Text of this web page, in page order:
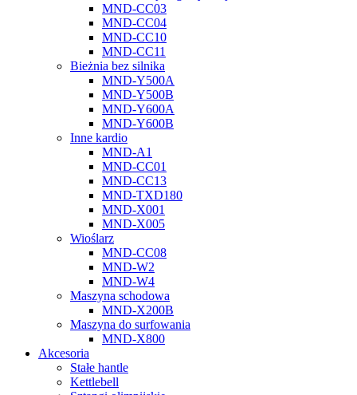
MND-CC03
MND-CC04
MND-CC10
MND-CC11
Bieżnia bez silnika
MND-Y500A
MND-Y500B
MND-Y600A
MND-Y600B
Inne kardio
MND-A1
MND-CC01
MND-CC13
MND-TXD180
MND-X001
MND-X005
Wioślarz
MND-CC08
MND-W2
MND-W4
Maszyna schodowa
MND-X200B
Maszyna do surfowania
MND-X800
Akcesoria
Stałe hantle
Kettlebell